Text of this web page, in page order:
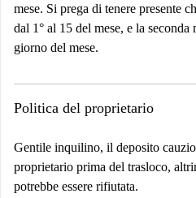
mese. Si prega di tenere presente
dal 1° al 15 del mese, e la
giorno del mese.
Politica del proprietario
Gentile inquilino, il deposito
proprietario prima del trasloco,
potrebbe essere rifiutata.